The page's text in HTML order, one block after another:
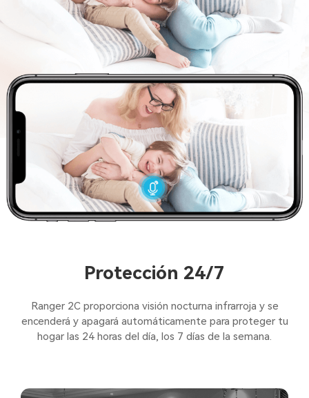
Protección 24/7
Ranger 2C proporciona visión nocturna infrarroja y se
encenderá y apagará automáticamente para proteger tu
hogar las 24 horas del día, los 7 días de la semana.